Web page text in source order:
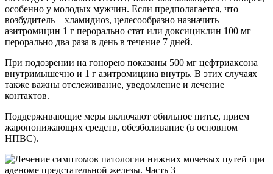
особенно у молодых мужчин. Если предполагается, что
возбудитель – хламидиоз, целесообразно назначить
азитромицин 1 г перорально стат или доксициклин 100 мг
перорально два раза в день в течение 7 дней.
При подозрении на гонорею показаны 500 мг цефтриаксона
внутримышечно и 1 г азитромицина внутрь. В этих случаях
также важны отслеживание, уведомление и лечение
контактов.
Поддерживающие меры включают обильное питье, прием
жаропонижающих средств, обезболивание (в основном
НПВС).